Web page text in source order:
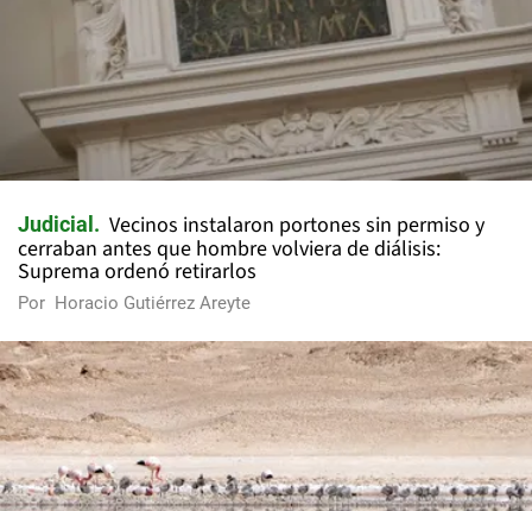
Judicial
Vecinos instalaron portones sin permiso y
cerraban antes que hombre volviera de diálisis:
Suprema ordenó retirarlos
Por Horacio Gutiérrez Areyte